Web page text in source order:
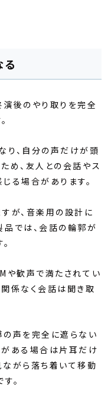
後のやり取りを完全
り、自分の声だけが頭
め、友人との会話やス
る場合があります。
が、音楽用の設計に
では、会話の輪郭が
や歓声で満たされてい
係なく会話は聞き取
声を完全に遮らない
がある場合は片耳だけ
がら落ち着いて移動
。